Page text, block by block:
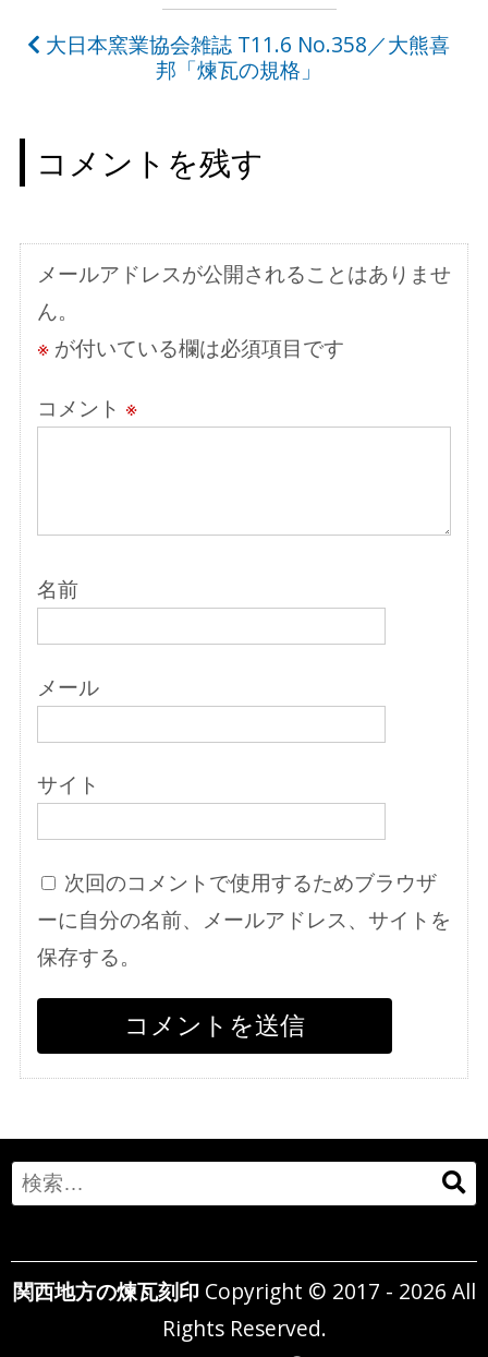
ナ
ー
シ
ョ
ン
大日本窯業協会雑誌 T11.6 No.358／大熊喜
邦「煉瓦の規格」
コメントを残す
メールアドレスが公開されることはありませ
ん。
※が付いている欄は必須項目です
コメント ※
名前
メール
サイト
次回のコメントで使用するためブラウザ
ーに自分の名前、メールアドレス、サイトを
保存する。
Search
for:
関西地方の煉瓦刻印 Copyright © 2017 - 2026 All
Rights Reserved.